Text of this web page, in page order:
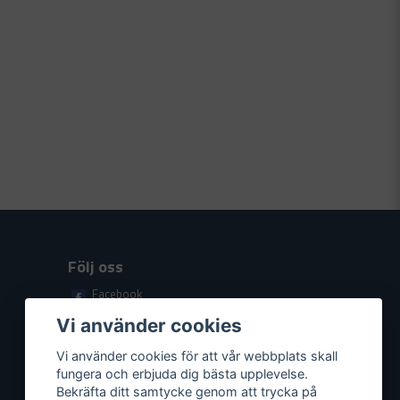
Följ oss
Facebook
Youtube
Vi använder cookies
Vi använder cookies för att vår webbplats skall
fungera och erbjuda dig bästa upplevelse.
Bekräfta ditt samtycke genom att trycka på